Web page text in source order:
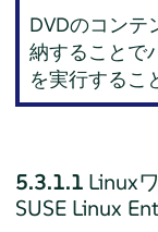
DVDのコンテ
納することで
を実行するこ
5.3.1.1 Linux
SUSE Linux